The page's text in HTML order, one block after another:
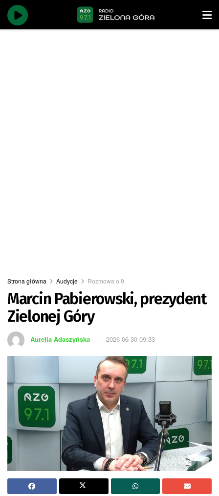
Strona główna Audycje Rozmowa o 9.
Marcin Pabierowski, prezydent
Zielonej Góry
Aurelia Adaszyńska 2026-06-30 09:33